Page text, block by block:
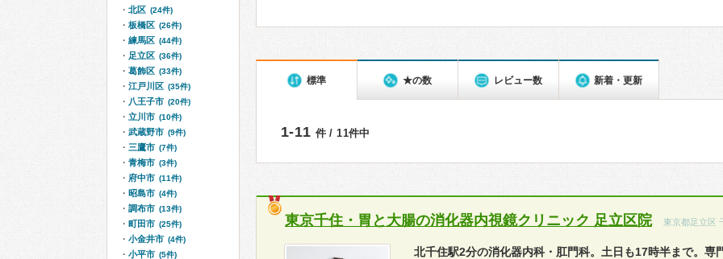
標準 ★の数 レビュー数 新着・更新
1-11 件 / 11件中
東京千住・胃と大腸の消化器内視鏡クリニック 足立区院 東京都足立区
北千住駅2分の消化器内科・肛門科。土日も17時半まで。専
北区 (24件)
板橋区 (26件)
練馬区 (44件)
足立区 (36件)
葛飾区 (33件)
江戸川区 (35件)
八王子市 (20件)
立川市 (10件)
武蔵野市 (9件)
三鷹市 (7件)
青梅市 (3件)
府中市 (11件)
昭島市 (4件)
調布市 (13件)
町田市 (25件)
小金井市 (4件)
小平市 (5件)